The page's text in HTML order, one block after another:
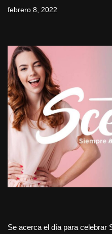
febrero 8, 2022
Se acerca el día para celebrar